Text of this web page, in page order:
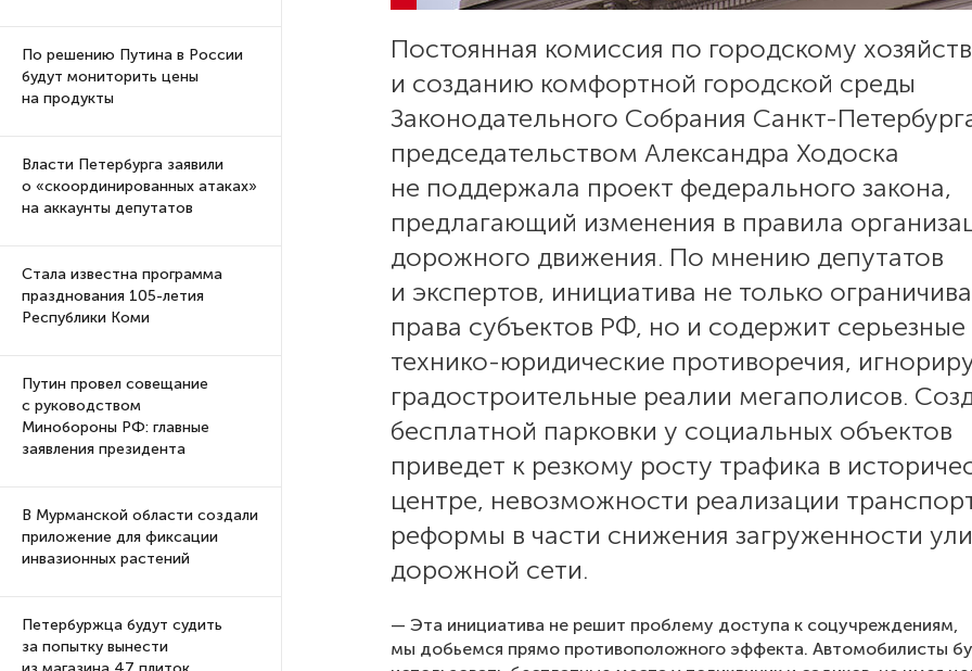
По решению Путина в России
будут мониторить цены
на продукты
Власти Петербурга заявили
о «скоординированных атаках»
на аккаунты депутатов
Стала известна программа
празднования 105-летия
Республики Коми
Путин провел совещание
с руководством
Минобороны РФ: главные
заявления президента
В Мурманской области создали
приложение для фиксации
инвазионных растений
Петербуржца будут судить
за попытку вынести
Постоянная комиссия по городскому
и созданию комфортной городской среды
Законодательного Собрания Санкт-
председательством Александра Ходоска
не поддержала проект федерального закона,
предлагающий изменения в правила
дорожного движения. По мнению депутатов
и экспертов, инициатива не только
права субъектов РФ, но и содержит серьезные
технико-юридические противоречия,
градостроительные реалии мегаполисов.
бесплатной парковки у социальных объектов
приведет к резкому росту трафика в
центре, невозможности реализации
реформы в части снижения загруженности
дорожной сети.
— Эта инициатива не решит проблему доступа к соцучреждениям,
мы добьемся прямо противоположного эффекта. Автомобилисты